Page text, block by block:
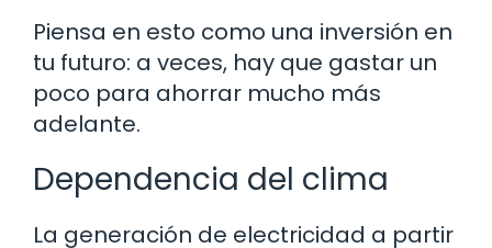
Piensa en esto como una inversión en
tu futuro: a veces, hay que gastar un
poco para ahorrar mucho más
adelante.
Dependencia del clima
La generación de electricidad a partir